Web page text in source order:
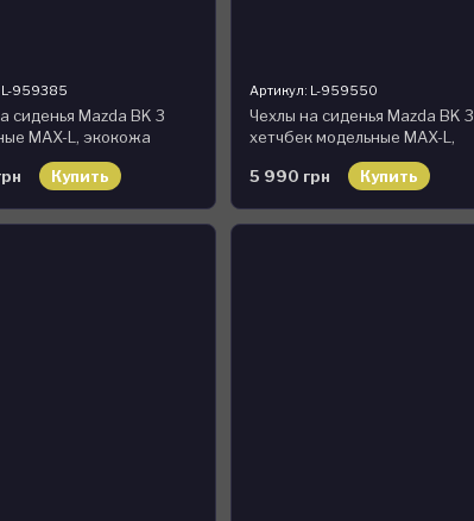
L-959385
сиденья Mazda BK 3
MAX-L, экокожа
Купить
Артикул: L-959550
Чехлы на сиденья Mazda BK 3
хетчбек модельные MAX-L,
5 990 грн
Купить